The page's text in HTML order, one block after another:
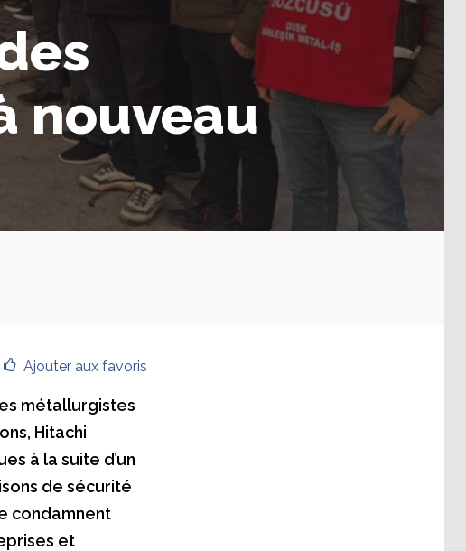
nouveau
Ajouter aux favoris
métallurgistes
Hitachi
à la suite d’un
de sécurité
condamnent
et